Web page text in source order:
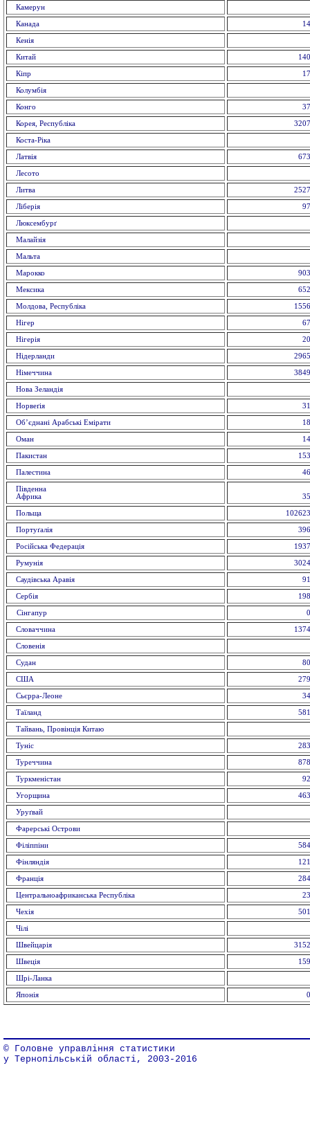
Камерун
Канада
Кенія
Китай
Кіпр
Колумбія
Конго
Корея, Республіка
Коста-Ріка
Латвія
Лесото
Литва
Ліберія
Люксембурґ
Малайзія
Мальта
Марокко
Мексика
Молдова, Республіка
Нігер
Нігерія
Нідерланди
Німеччина
Нова Зеландія
Норвеґія
Об’єднані Арабські Емірати
Оман
Пакистан
Палестина
Пiвденна
Африка
Польща
Портуґалія
Російська Федерація
Румунія
Саудівська Аравія
Сербія
Сiнгапур
Словаччина
Словенія
Судан
США
Сьєрра-Леоне
Таїланд
Тайвань, Провінція Китаю
Туніс
Туреччина
Туркменістан
Угорщина
Уруґвай
Фарерські Острови
Філіппіни
Фінляндія
Франція
Центральноафриканська Республіка
Чехія
Чілі
Швейцарія
Швеція
Шрі-Ланка
Японія
© Головне управління статистики
у Тернопільській області, 2003-2016